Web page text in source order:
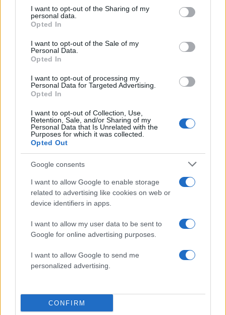
not limited to your visit or usage behaviour. You may click to
grant or deny consent to Google and its third-party tags to
use your data for below specified purposes in below Google
consent section.
I want to opt-out of the Sharing of my
personal data.
Opted In
I want to opt-out of the Sale of my
Personal Data.
Opted In
I want to opt-out of processing my
Personal Data for Targeted Advertising.
Opted In
I want to opt-out of Collection, Use,
Retention, Sale, and/or Sharing of my
Personal Data that Is Unrelated with the
Purposes for which it was collected.
Opted Out
Google consents
I want to allow Google to enable storage
related to advertising like cookies on web or
device identifiers in apps.
I want to allow my user data to be sent to
Google for online advertising purposes.
I want to allow Google to send me
personalized advertising.
CONFIRM
Σχόλια
Σχολίασε εδώ
50 /50
Σε 57χρονη αγνοούμενη
σορός που βρέθηκε στον
Λυκαβηττό - Από πτώση ο
θάνατός της
του ιού του Δυτικού
- Τα συμπτώματα που
πρέπει να